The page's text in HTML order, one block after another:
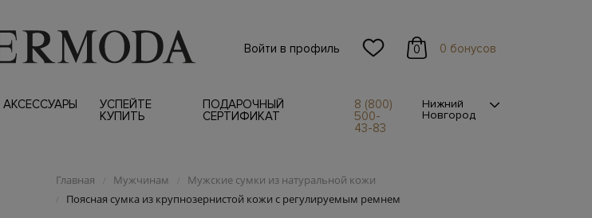
Войти в профиль 0 0 бонусов
АКСЕССУАРЫ
УСПЕЙТЕ
КУПИТЬ
ПОДАРОЧНЫЙ
СЕРТИФИКАТ
8 (800)
500-
43-83
Нижний
Новгород
Главная / Мужчинам / Мужские сумки из натуральной кожи
/ Поясная сумка из крупнозернистой кожи с регулируемым ремнем